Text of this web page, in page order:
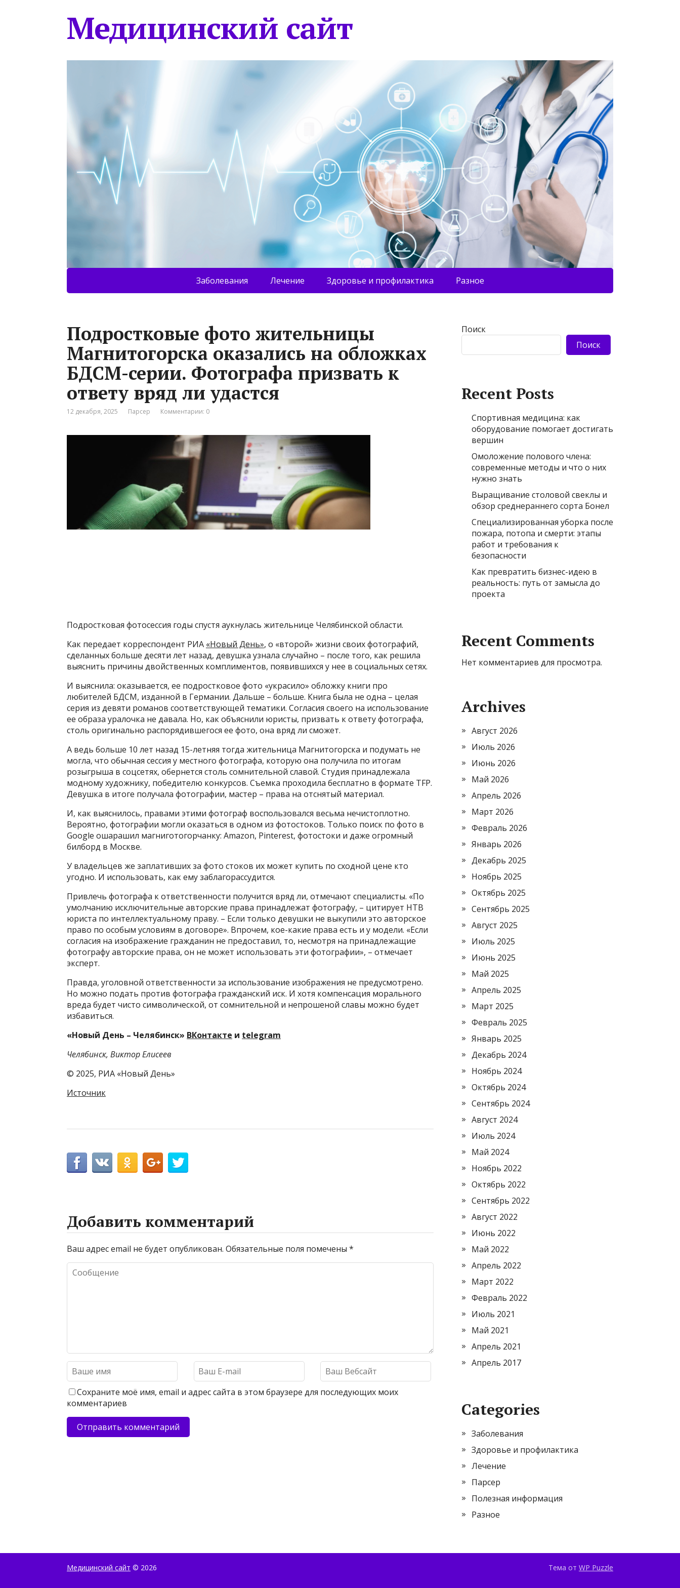
Медицинский сайт
Заболевания Лечение Здоровье и профилактика Разное
Подростковые фото жительницы
Магнитогорска оказались на обложках
БДСМ-серии. Фотографа призвать к
ответу вряд ли удастся
12 декабря, 2025 Парсер Комментарии: 0
Подростковая фотосессия годы спустя аукнулась жительнице Челябинской области.
Как передает корреспондент РИА «Новый День», о «второй» жизни своих фотографий,
сделанных больше десяти лет назад, девушка узнала случайно – после того, как решила
выяснить причины двойственных комплиментов, появившихся у нее в социальных сетях.
И выяснила: оказывается, ее подростковое фото «украсило» обложку книги про
любителей БДСМ, изданной в Германии. Дальше – больше. Книга была не одна – целая
серия из девяти романов соответствующей тематики. Согласия своего на использование
ее образа уралочка не давала. Но, как объяснили юристы, призвать к ответу фотографа,
столь оригинально распорядившегося ее фото, она вряд ли сможет.
А ведь больше 10 лет назад 15-летняя тогда жительница Магнитогорска и подумать не
могла, что обычная сессия у местного фотографа, которую она получила по итогам
розыгрыша в соцсетях, обернется столь сомнительной славой. Студия принадлежала
модному художнику, победителю конкурсов. Съемка проходила бесплатно в формате TFP.
Девушка в итоге получала фотографии, мастер – права на отснятый материал.
И, как выяснилось, правами этими фотограф воспользовался весьма нечистоплотно.
Вероятно, фотографии могли оказаться в одном из фотостоков. Только поиск по фото в
Google ошарашил магниготогорчанку: Amazon, Pinterest, фотостоки и даже огромный
билборд в Москве.
У владельцев же заплативших за фото стоков их может купить по сходной цене кто
угодно. И использовать, как ему заблагорассудится.
Привлечь фотографа к ответственности получится вряд ли, отмечают специалисты. «По
умолчанию исключительные авторские права принадлежат фотографу, – цитирует НТВ
юриста по интеллектуальному праву. – Если только девушки не выкупили это авторское
право по особым условиям в договоре». Впрочем, кое-какие права есть и у модели. «Если
согласия на изображение гражданин не предоставил, то, несмотря на принадлежащие
фотографу авторские права, он не может использовать эти фотографии», – отмечает
эксперт.
Правда, уголовной ответственности за использование изображения не предусмотрено.
Но можно подать против фотографа гражданский иск. И хотя компенсация морального
вреда будет чисто символической, от сомнительной и непрошеной славы можно будет
избавиться.
«Новый День – Челябинск» ВКонтакте и telegram
Челябинск, Виктор Елисеев
© 2025, РИА «Новый День»
Источник
Добавить комментарий
Ваш адрес email не будет опубликован. Обязательные поля помечены *
Сохраните моё имя, email и адрес сайта в этом браузере для последующих моих
комментариев
Поиск
Поиск
Recent Posts
Спортивная медицина: как
оборудование помогает достигать
вершин
Омоложение полового члена:
современные методы и что о них
нужно знать
Выращивание столовой свеклы и
обзор среднераннего сорта Бонел
Специализированная уборка после
пожара, потопа и смерти: этапы
работ и требования к
безопасности
Как превратить бизнес-идею в
реальность: путь от замысла до
проекта
Recent Comments
Нет комментариев для просмотра.
Archives
Август 2026
Июль 2026
Июнь 2026
Май 2026
Апрель 2026
Март 2026
Февраль 2026
Январь 2026
Декабрь 2025
Ноябрь 2025
Октябрь 2025
Сентябрь 2025
Август 2025
Июль 2025
Июнь 2025
Май 2025
Апрель 2025
Март 2025
Февраль 2025
Январь 2025
Декабрь 2024
Ноябрь 2024
Октябрь 2024
Сентябрь 2024
Август 2024
Июль 2024
Май 2024
Ноябрь 2022
Октябрь 2022
Сентябрь 2022
Август 2022
Июнь 2022
Май 2022
Апрель 2022
Март 2022
Февраль 2022
Июль 2021
Май 2021
Апрель 2021
Апрель 2017
Categories
Заболевания
Здоровье и профилактика
Лечение
Парсер
Полезная информация
Разное
Медицинский сайт © 2026 Тема от WP Puzzle